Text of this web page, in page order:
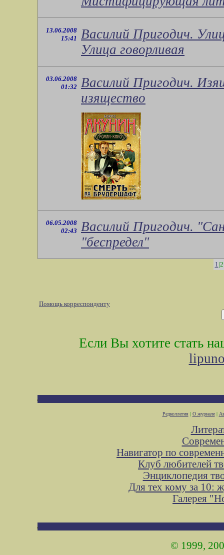
13.06.2008
15:41
Василий Пригодич.
Улица говорливая
03.06.2008
01:32 Василий Пригодич.
изящество
06.05.2008
02:43 Василий Пригодич.
"беспредел"
1
Помощь корреспонденту
Если Вы хотите стать
Редколлегия| О журнале|
Навигатор по
Клуб любителей
Энциклопедия
Для тех кому за 10:
Галерея
© 1999,